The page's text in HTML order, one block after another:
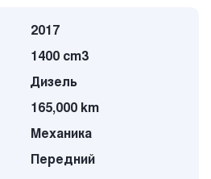
2017
1400 cm3
Дизель
165,000 km
Механика
Передний